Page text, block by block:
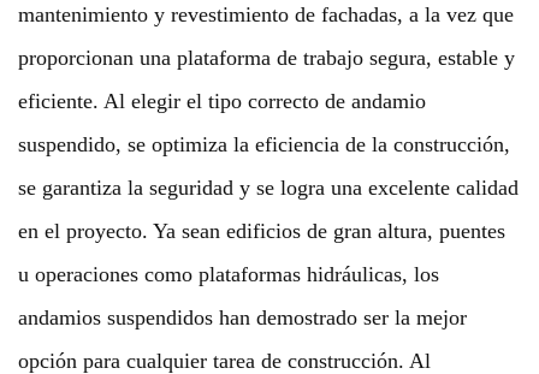
mantenimiento y revestimiento de fachadas, a la vez que
proporcionan una plataforma de trabajo segura, estable y
eficiente. Al elegir el tipo correcto de andamio
suspendido, se optimiza la eficiencia de la construcción,
se garantiza la seguridad y se logra una excelente calidad
en el proyecto. Ya sean edificios de gran altura, puentes
u operaciones como plataformas hidráulicas, los
andamios suspendidos han demostrado ser la mejor
opción para cualquier tarea de construcción. Al